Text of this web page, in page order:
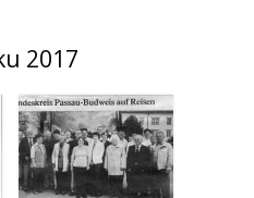
2017